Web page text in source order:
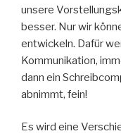
unsere
besser. Nur wir
entwickeln. Dafür
Kommunikation,
dann ein
abnimmt, fein!
Es wird eine